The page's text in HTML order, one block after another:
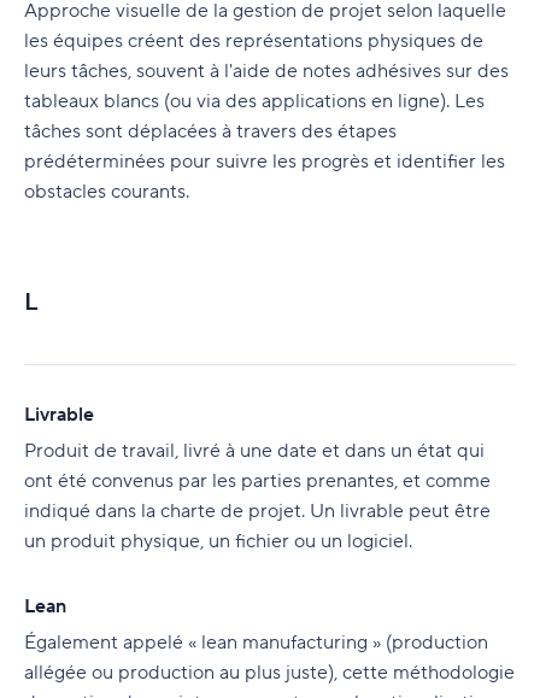
Approche visuelle de la gestion de projet selon laquelle
les équipes créent des représentations physiques de
leurs tâches, souvent à l'aide de notes adhésives sur des
tableaux blancs (ou via des applications en ligne). Les
tâches sont déplacées à travers des étapes
prédéterminées pour suivre les progrès et identifier les
obstacles courants.
L
Livrable
Produit de travail, livré à une date et dans un état qui
ont été convenus par les parties prenantes, et comme
indiqué dans la charte de projet. Un livrable peut être
un produit physique, un fichier ou un logiciel.
Lean
Également appelé « lean manufacturing » (production
allégée ou production au plus juste), cette méthodologie